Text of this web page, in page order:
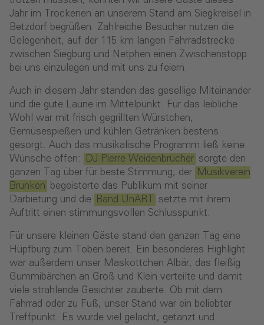
Jahr im Trockenen an unserem Stand am Siegkreisel in
Betzdorf begrüßen. Zahlreiche Besucher nutzen die
Gelegenheit, auf der 115 km langen Fahrradstrecke
zwischen Siegburg und Netphen einen Zwischenstopp
bei uns einzulegen und mit uns zu feiern.
Auch in diesem Jahr standen das gesellige Miteinander
und die gute Laune im Mittelpunkt. Für das leibliche
Wohl war mit frisch gegrillten Würstchen,
Gemüsespießen und kühlen Getränken bestens
gesorgt. Auch das musikalische Programm ließ keine
Wünsche offen:
DJ Pierre Weidenbrücher sorgte den
ganzen Tag über für beste Stimmung, der
Musikverein
Brunken
begeisterte das Publikum mit seiner
Darbietung und die
Band UnART
setzte mit ihrem
Auftritt einen stimmungsvollen Schlusspunkt.
Für unsere kleinen Gäste stand den ganzen Tag eine
Hüpfburg zum Toben bereit. Ein besonderes Highlight
war außerdem unser Maskottchen Albär, das fleißig
Gummibärchen an Groß und Klein verteilte und damit
viele strahlende Gesichter zauberte. Ob mit dem
Fahrrad oder zu Fuß, unser Stand war ein beliebter
Treffpunkt. Es wurde viel gelacht, getanzt und